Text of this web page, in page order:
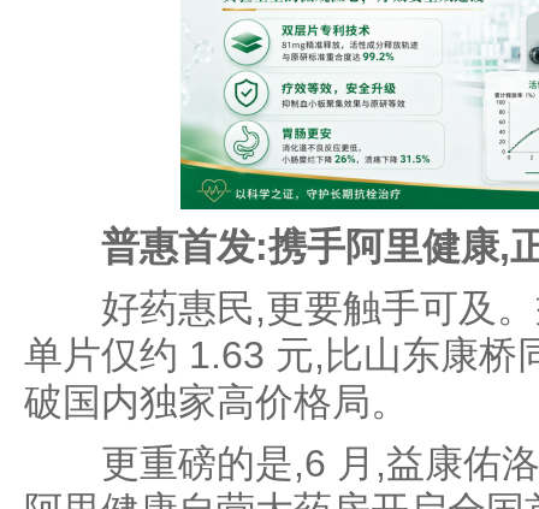
普惠首发:携手阿里健康,
好药惠民,更要触手可及。
单片仅约 1.63 元,比山东康桥
破国内独家高价格局。
更重磅的是,6 月,益康佑洛